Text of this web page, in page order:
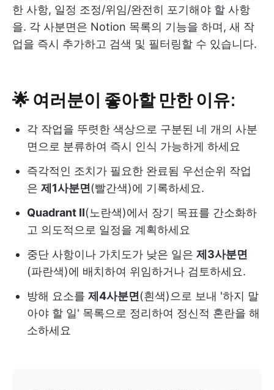
한 사항, 일정 조정/위임/완전히 포기해야 할 사항
을. 각 사분면은 Notion 목록의 기능을 하며, 새 작
업을 즉시 추가하고 검색 및 필터링할 수 있습니다.
🌟 여러분이 좋아할 만한 이유:
각 작업을 뚜렷한 색상으로 구분된 네 개의 사분
면으로 분류하여 즉시 인식 가능하게 하세요
즉각적인 조치가 필요한 완료됨 우선순위 작업
은 제1사분면 (빨간색)에 기록하세요.
Quadrant II(노란색)에서 장기 목표를 간소화하
고 의도적으로 일정을 계획하세요
중단 사항이나 가치도가 낮은 일은 제3사분면
(파란색)에 배치하여 위임하거나 검토하세요.
방해 요소를 제4사분면 (흰색)으로 보내 '하지 말
아야 할 일' 목록으로 정리하여 정신적 혼란을 해
소하세요